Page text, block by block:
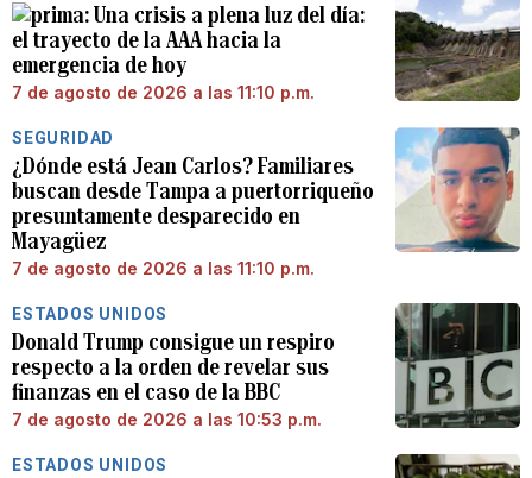
Una crisis a plena luz del día:
el trayecto de la AAA hacia la
emergencia de hoy
7 de agosto de 2026 a las 11:10 p.m.
SEGURIDAD
¿Dónde está Jean Carlos? Familiares
buscan desde Tampa a puertorriqueño
presuntamente desparecido en
Mayagüez
7 de agosto de 2026 a las 11:10 p.m.
ESTADOS UNIDOS
Donald Trump consigue un respiro
respecto a la orden de revelar sus
finanzas en el caso de la BBC
7 de agosto de 2026 a las 10:53 p.m.
ESTADOS UNIDOS